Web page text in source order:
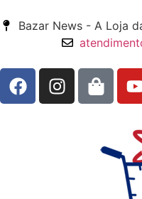
Bazar News - A Loja